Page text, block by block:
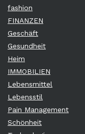
fashion
FINANZEN
Geschäft
Gesundheit
Heim
IMMOBILIEN
Lebensmittel
Lebensstil
Pain Management
Schönheit